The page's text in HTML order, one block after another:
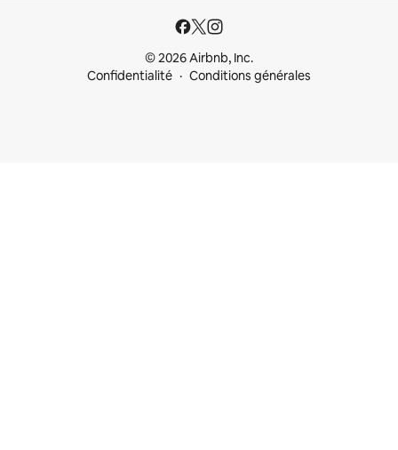
© 2026 Airbnb, Inc.
Confidentialité
Conditions générales